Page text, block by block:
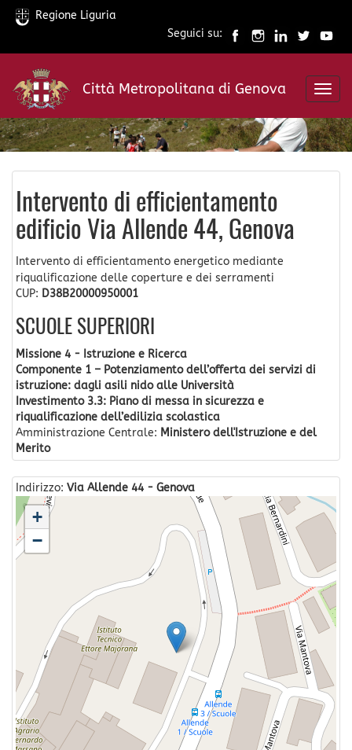
Salta
contenuto
principale
Regione Liguria
Seguici su:
Città Metropolitana di Genova
Intervento di efficientamento
edificio Via Allende 44, Genova
Intervento di efficientamento energetico mediante
riqualificazione delle coperture e dei serramenti
CUP: D38B20000950001
SCUOLE SUPERIORI
Missione 4 - Istruzione e Ricerca
Componente 1 – Potenziamento dell’offerta dei servizi di
istruzione: dagli asili nido alle Università
Investimento 3.3: Piano di messa in sicurezza e
riqualificazione dell’edilizia scolastica
Amministrazione Centrale: Ministero dell'Istruzione e del
Merito
Indirizzo: Via Allende 44 - Genova
+
−